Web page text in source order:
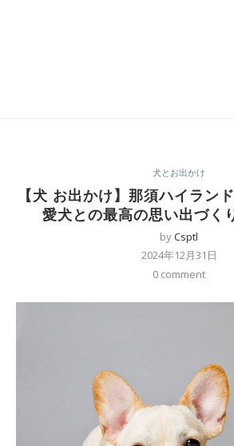
犬とお出かけ
【犬 お出かけ】那須ハイラン
愛犬との最高の思い出づく
byCsptl
2024年12月31日
0 comment